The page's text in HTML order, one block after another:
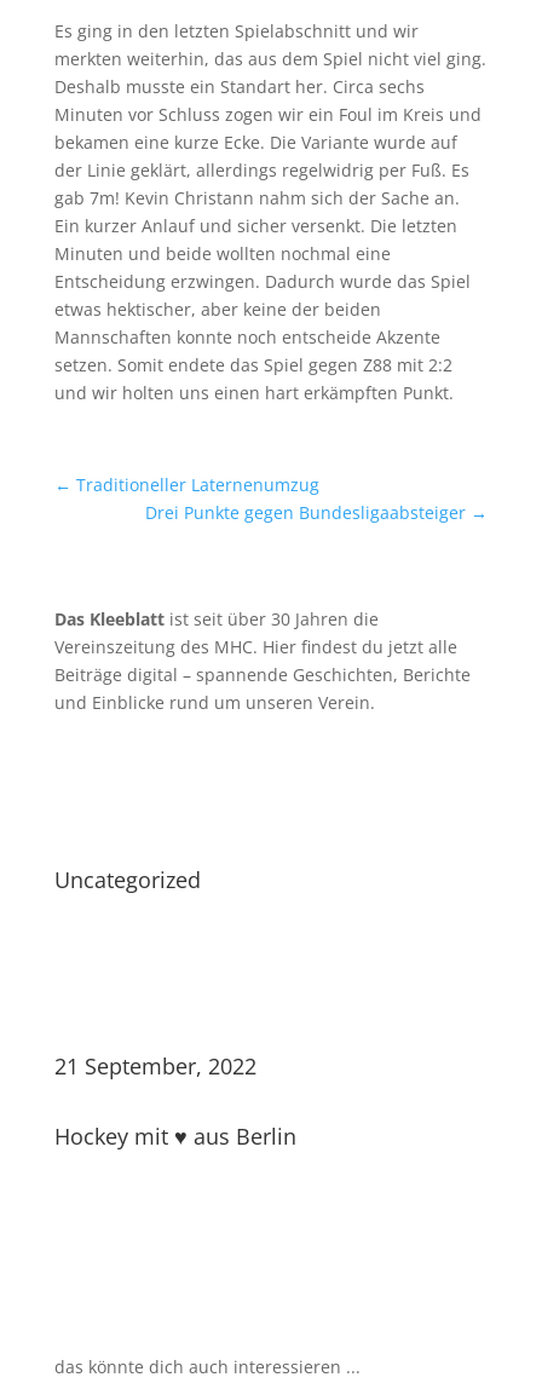
Es ging in den letzten Spielabschnitt und wir
merkten weiterhin, das aus dem Spiel nicht viel ging.
Deshalb musste ein Standart her. Circa sechs
Minuten vor Schluss zogen wir ein Foul im Kreis und
bekamen eine kurze Ecke. Die Variante wurde auf
der Linie geklärt, allerdings regelwidrig per Fuß. Es
gab 7m! Kevin Christann nahm sich der Sache an.
Ein kurzer Anlauf und sicher versenkt. Die letzten
Minuten und beide wollten nochmal eine
Entscheidung erzwingen. Dadurch wurde das Spiel
etwas hektischer, aber keine der beiden
Mannschaften konnte noch entscheide Akzente
setzen. Somit endete das Spiel gegen Z88 mit 2:2
und wir holten uns einen hart erkämpften Punkt.
← Traditioneller Laternenumzug
Drei Punkte gegen Bundesligaabsteiger →
Das Kleeblattist seit über 30 Jahren die
Vereinszeitung des MHC. Hier findest du jetzt alle
Beiträge digital – spannende Geschichten, Berichte
und Einblicke rund um unseren Verein.
Uncategorized
21 September, 2022
Hockey mit ♥ aus Berlin
das könnte dich auch interessieren ...